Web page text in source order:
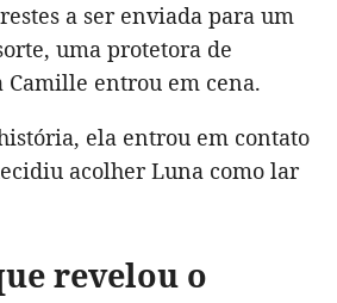
a ser enviada para um
uma protetora de
Camille entrou em cena.
ela entrou em contato
acolher Luna como lar
revelou o